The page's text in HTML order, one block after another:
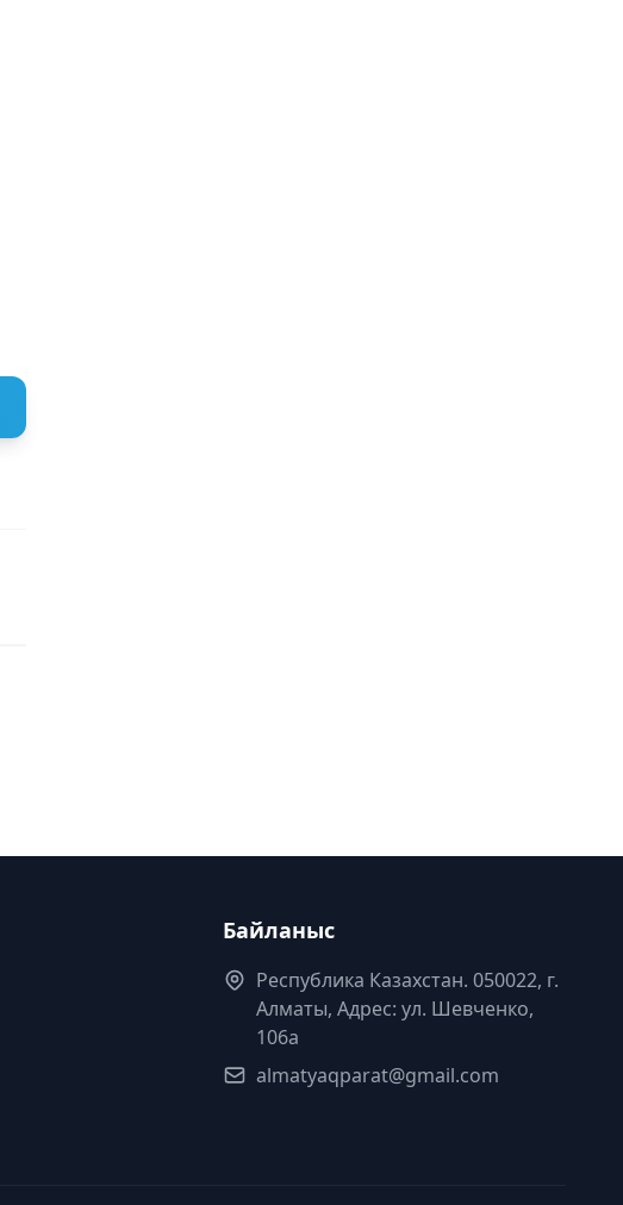
Байланыс
Республика Казахстан. 050022, г.
Алматы, Адрес: ул. Шевченко,
106а
almatyaqparat@gmail.com